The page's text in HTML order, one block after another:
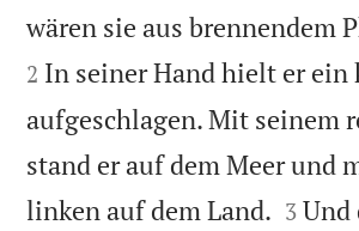
wären sie aus brennendem
2 In seiner Hand hielt er ein
aufgeschlagen. Mit seinem
stand er auf dem Meer und
linken auf dem Land. 

3